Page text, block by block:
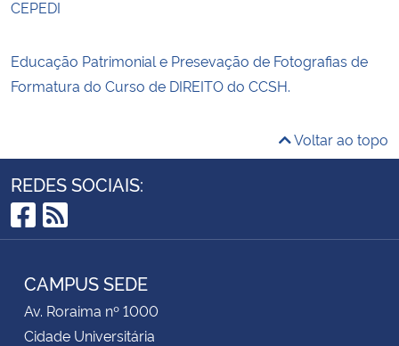
CEPEDI
Educação Patrimonial e Presevação de Fotografias de
Formatura do Curso de DIREITO do CCSH.
Voltar ao topo
REDES SOCIAIS:
Facebook
RSS
CAMPUS SEDE
Av. Roraima nº 1000
Cidade Universitária